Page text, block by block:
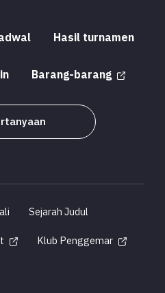
Hasil turnamen
Barang-barang
Sejarah Judul
Klub Penggemar